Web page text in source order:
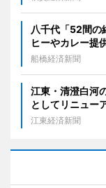
八千代「52間
ヒーやカレー提
船橋経済新聞
江東・清澄白河
としてリニュー
江東経済新聞